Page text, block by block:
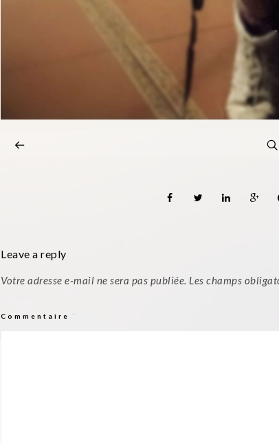
Leave a reply
Votre adresse e-mail ne sera pas publiée. Les champs
Commentaire *